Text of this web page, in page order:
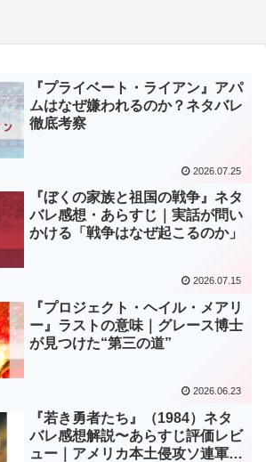
『プライベート・ライアン』アパ
ムはなぜ嫌われるのか？ネタバレ
徹底考察
2026.07.25
『ぼくの家族と祖国の戦争』ネタ
バレ感想・あらすじ｜実話が問い
かける「戦争はなぜ起こるのか」
2026.07.15
『プロジェクト・ヘイル・メアリ
ー』ラストの意味｜グレース博士
が見つけた“第三の道”
2026.06.23
『若き勇者たち』（1984）ネタ
バレ感想解説〜あらすじ評価レビ
ュー｜アメリカ本土侵攻ソ連軍に